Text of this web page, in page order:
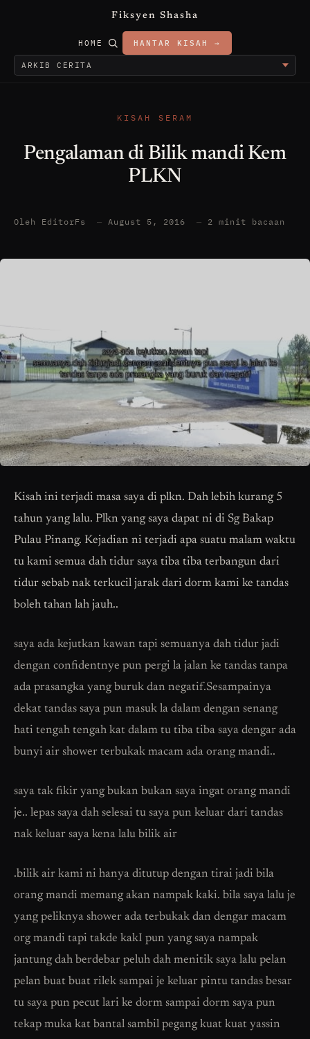
Fiksyen Shasha
HOME HANTAR KISAH →
KISAH SERAM
Pengalaman di Bilik mandi Kem
PLKN
Oleh EditorFs — August 5, 2016 — 2 minit bacaan
Kisah ini terjadi masa saya di plkn. Dah lebih kurang 5
tahun yang lalu. Plkn yang saya dapat ni di Sg Bakap
Pulau Pinang. Kejadian ni terjadi apa suatu malam waktu
tu kami semua dah tidur saya tiba tiba terbangun dari
tidur sebab nak terkucil jarak dari dorm kami ke tandas
boleh tahan lah jauh..
saya ada kejutkan kawan tapi semuanya dah tidur jadi
dengan confidentnye pun pergi la jalan ke tandas tanpa
ada prasangka yang buruk dan negatif.Sesampainya
dekat tandas saya pun masuk la dalam dengan senang
hati tengah tengah kat dalam tu tiba tiba saya dengar ada
bunyi air shower terbukak macam ada orang mandi..
saya tak fikir yang bukan bukan saya ingat orang mandi
je.. lepas saya dah selesai tu saya pun keluar dari tandas
nak keluar saya kena lalu bilik air
.bilik air kami ni hanya ditutup dengan tirai jadi bila
orang mandi memang akan nampak kaki. bila saya lalu je
yang peliknya shower ada terbukak dan dengar macam
org mandi tapi takde kakI pun yang saya nampak
jantung dah berdebar peluh dah menitik saya lalu pelan
pelan buat buat rilek sampai je keluar pintu tandas besar
tu saya pun pecut lari ke dorm sampai dorm saya pun
tekap muka kat bantal sambil pegang kuat kuat yassin